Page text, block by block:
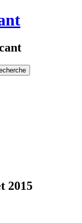
2015